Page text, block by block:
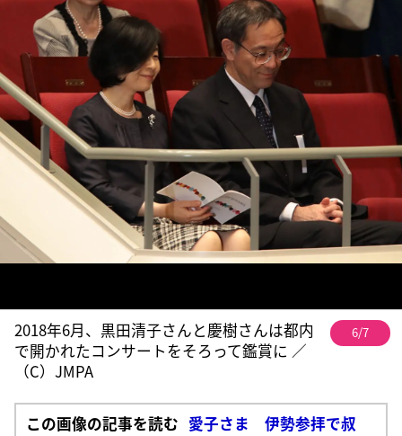
2018年6月、黒田清子さんと慶樹さんは都内
で開かれたコンサートをそろって鑑賞に ／
（C）JMPA
6/7
この画像の記事を読む 愛子さま 伊勢参拝で叔